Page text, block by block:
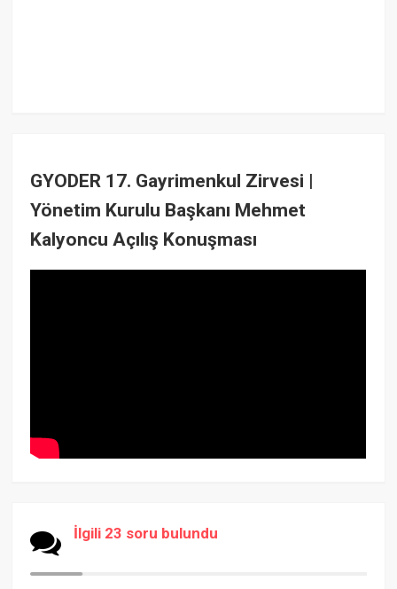
GYODER 17. Gayrimenkul Zirvesi |
Yönetim Kurulu Başkanı Mehmet
Kalyoncu Açılış Konuşması
İlgili 23 soru bulundu